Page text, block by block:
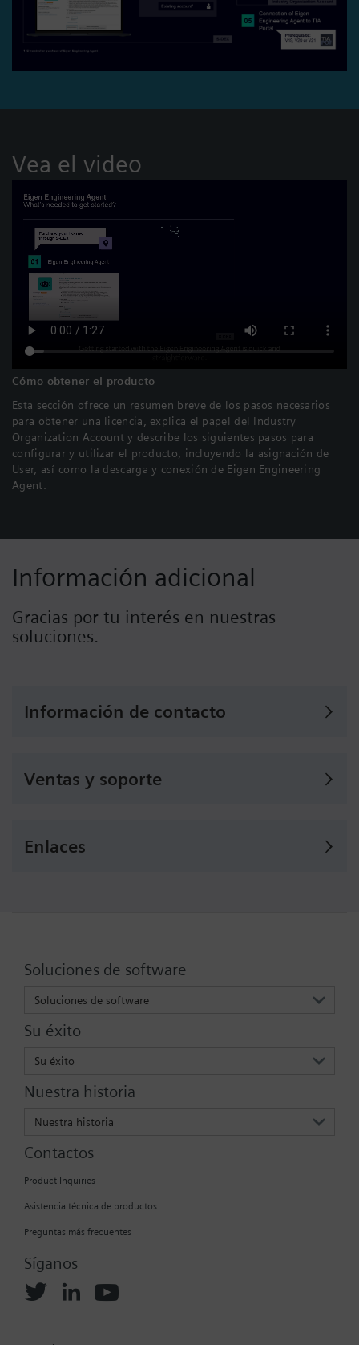
Vea el video
Cómo obtener el producto
Esta sección ofrece un resumen breve de los pasos necesarios
para obtener una licencia, explica el papel del Industry
Organization Account y describe los siguientes pasos para
configurar y utilizar el producto, incluyendo la asignación de
User, así como la descarga y conexión de Eigen Engineering
Agent.
Información adicional
Gracias por tu interés en nuestras
soluciones.
Información de contacto
Ventas y soporte
Enlaces
Soluciones de software
Soluciones de software
Su éxito
Su éxito
Nuestra historia
Nuestra historia
Contactos
Product Inquiries
Asistencia técnica de productos:
Preguntas más frecuentes
Síganos